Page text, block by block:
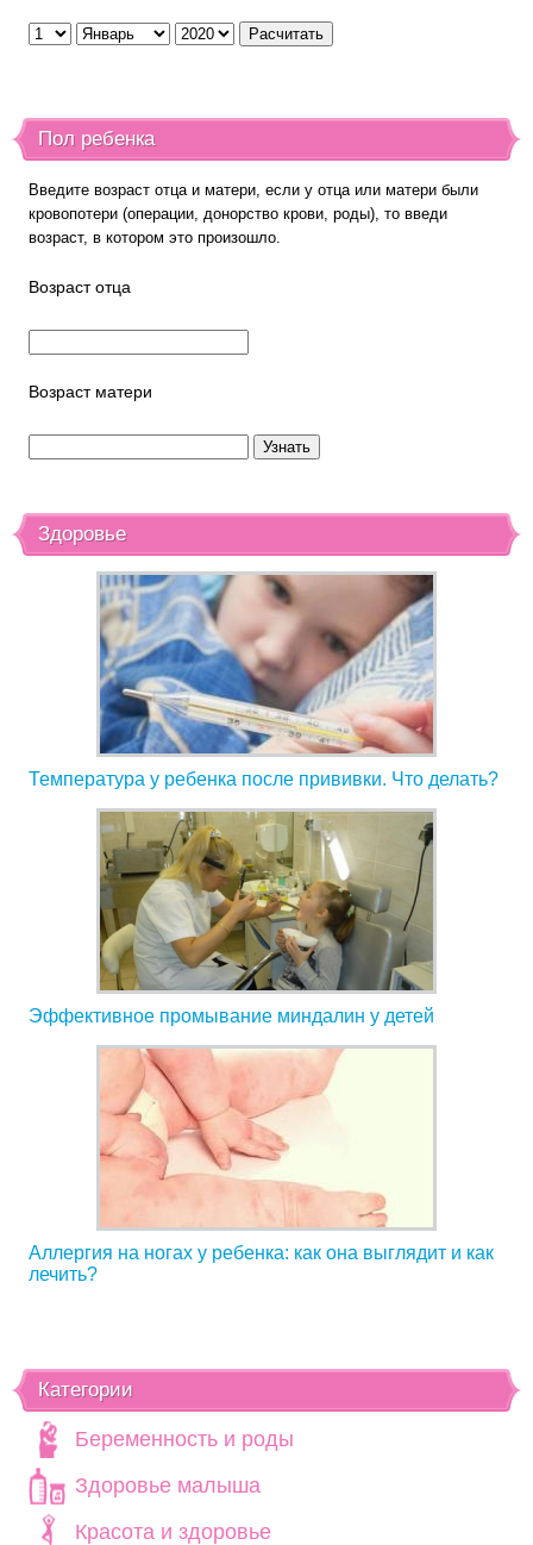
Пол ребенка
Введите возраст отца и матери, если у отца или матери были
кровопотери (операции, донорство крови, роды), то введи
возраст, в котором это произошло.
Возраст отца
Возраст матери
Здоровье
Температура у ребенка после прививки. Что делать?
Эффективное промывание миндалин у детей
Аллергия на ногах у ребенка: как она выглядит и как
лечить?
Категории
Беременность и роды
Здоровье малыша
Красота и здоровье